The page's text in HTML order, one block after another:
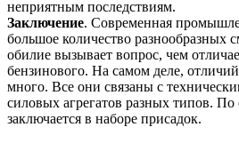
неприятным последствиям.
Заключение. Современная
большое количество разнообразных
обилие вызывает вопрос, чем
бензинового. На самом деле,
много. Все они связаны с
силовых агрегатов разных типов. По
заключается в наборе присадок.